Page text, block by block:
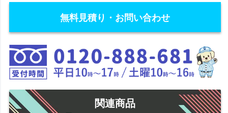
無料見積り・お問い合わせ
関連商品